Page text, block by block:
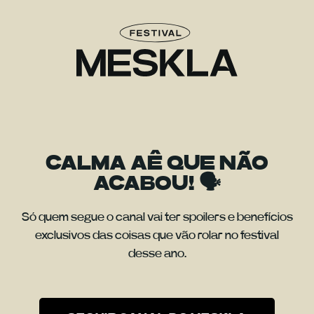
CALMA AÊ QUE NÃO
ACABOU! 🗣️
Só quem segue o canal vai ter spoilers e benefícios
exclusivos das coisas que vão rolar no festival
desse ano.